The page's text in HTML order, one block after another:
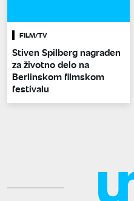
FILM/TV
Stiven Spilberg nagrađen
za životno delo na
Berlinskom filmskom
festivalu